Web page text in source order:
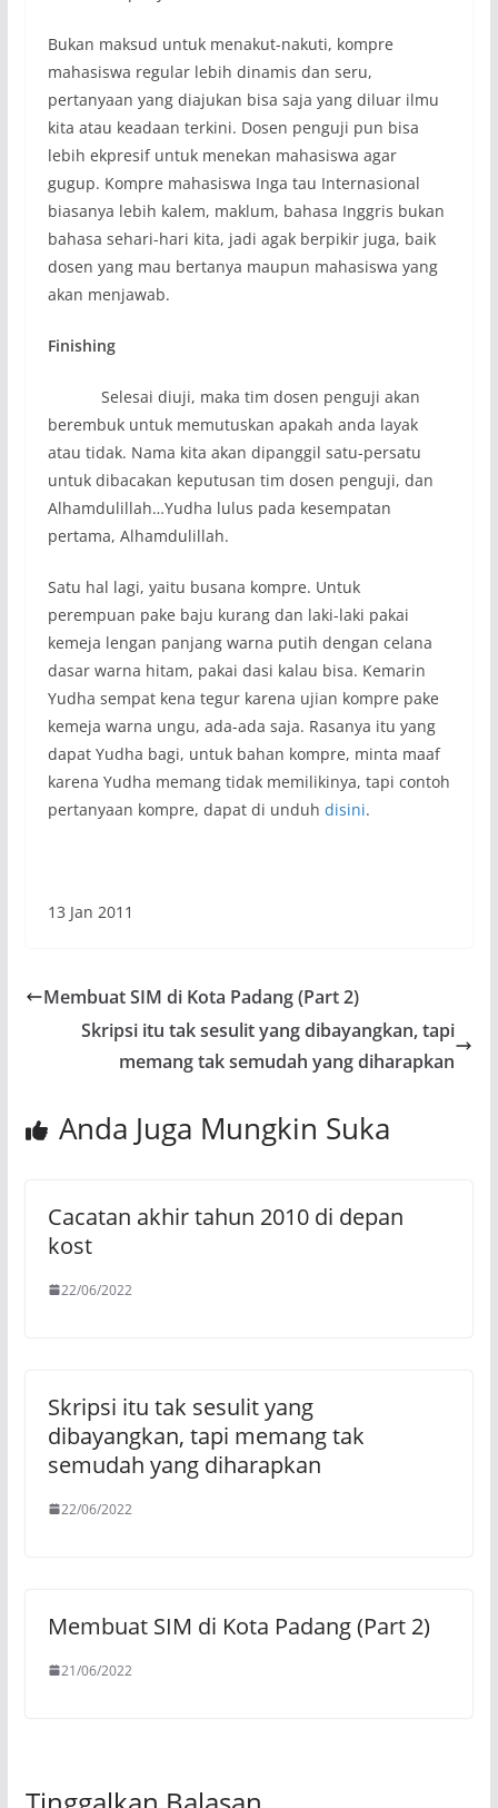
Bukan maksud untuk menakut-nakuti, kompre
mahasiswa regular lebih dinamis dan seru,
pertanyaan yang diajukan bisa saja yang diluar ilmu
kita atau keadaan terkini. Dosen penguji pun bisa
lebih ekpresif untuk menekan mahasiswa agar
gugup. Kompre mahasiswa Inga tau Internasional
biasanya lebih kalem, maklum, bahasa Inggris bukan
bahasa sehari-hari kita, jadi agak berpikir juga, baik
dosen yang mau bertanya maupun mahasiswa yang
akan menjawab.
Finishing
Selesai diuji, maka tim dosen penguji akan
berembuk untuk memutuskan apakah anda layak
atau tidak. Nama kita akan dipanggil satu-persatu
untuk dibacakan keputusan tim dosen penguji, dan
Alhamdulillah…Yudha lulus pada kesempatan
pertama, Alhamdulillah.
Satu hal lagi, yaitu busana kompre. Untuk
perempuan pake baju kurang dan laki-laki pakai
kemeja lengan panjang warna putih dengan celana
dasar warna hitam, pakai dasi kalau bisa. Kemarin
Yudha sempat kena tegur karena ujian kompre pake
kemeja warna ungu, ada-ada saja. Rasanya itu yang
dapat Yudha bagi, untuk bahan kompre, minta maaf
karena Yudha memang tidak memilikinya, tapi contoh
pertanyaan kompre, dapat di unduh disini.
13 Jan 2011
Membuat SIM di Kota Padang (Part 2)
Skripsi itu tak sesulit yang dibayangkan, tapi
memang tak semudah yang diharapkan
Anda Juga Mungkin Suka
Cacatan akhir tahun 2010 di depan
kost
22/06/2022
Skripsi itu tak sesulit yang
dibayangkan, tapi memang tak
semudah yang diharapkan
22/06/2022
Membuat SIM di Kota Padang (Part 2)
21/06/2022